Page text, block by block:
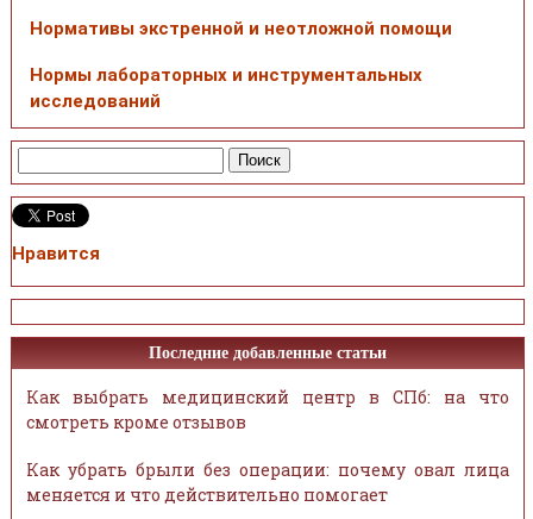
Нормативы экстренной и неотложной помощи
Нормы лабораторных и инструментальных
исследований
Нравится
Последние добавленные статьи
Как выбрать медицинский центр в СПб: на что
смотреть кроме отзывов
Как убрать брыли без операции: почему овал лица
меняется и что действительно помогает